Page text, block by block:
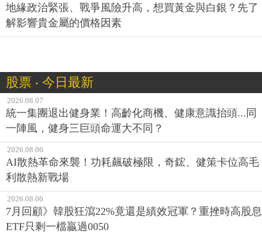
地緣政治緊張、戰爭風險升高，想買黃金與白銀？先了
解影響貴金屬的價格因素
股票 ‧ 今日最新
2026.08.07
統一集團退出健身業！高齡化商機、健康意識抬頭...同
一陣風，健身三巨頭命運大不同？
2026.08.06
AI散熱革命來襲！功耗飆破極限，奇鋐、健策卡位高毛
利散熱新戰場
2026.08.06
7月回顧》韓股狂瀉22%竟還是績效冠軍？重挫時高股息
ETF只剩一檔贏過0050